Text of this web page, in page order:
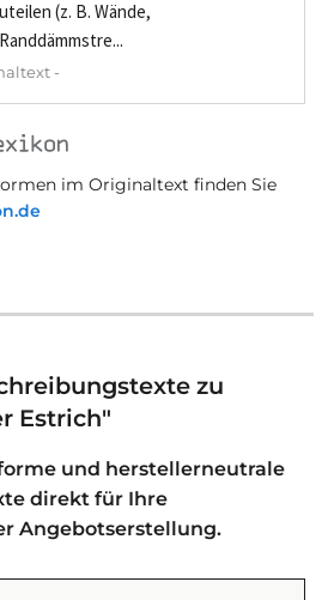
(z. B. Wände,
-
im Originaltext finden Sie
zu
Estrich"
und herstellerneutrale
direkt für Ihre
Angebotserstellung.